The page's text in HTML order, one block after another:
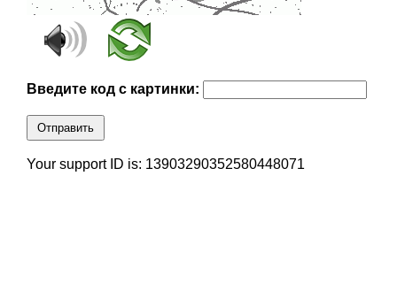
Введите код с картинки:
Отправить
Your support ID is: 13903290352580448071